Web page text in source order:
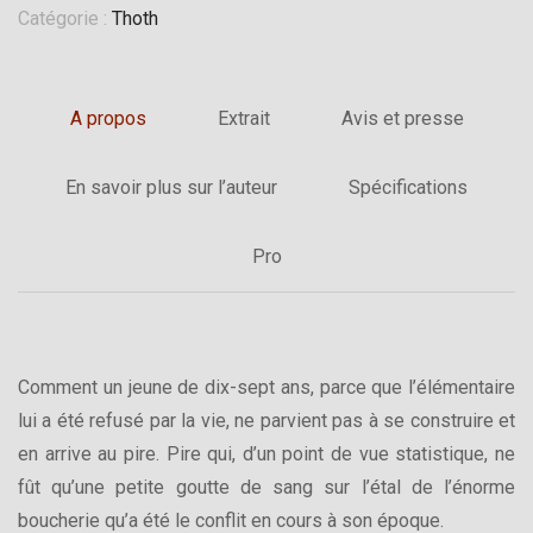
Catégorie : Thoth
A propos Extrait Avis et presse
En savoir plus sur l’auteur Spécifications
Pro
Comment un jeune de dix-sept ans, parce que l’élémentaire
lui a été refusé par la vie, ne parvient pas à se construire et
en arrive au pire. Pire qui, d’un point de vue statistique, ne
fût qu’une petite goutte de sang sur l’étal de l’énorme
boucherie qu’a été le conflit en cours à son époque.